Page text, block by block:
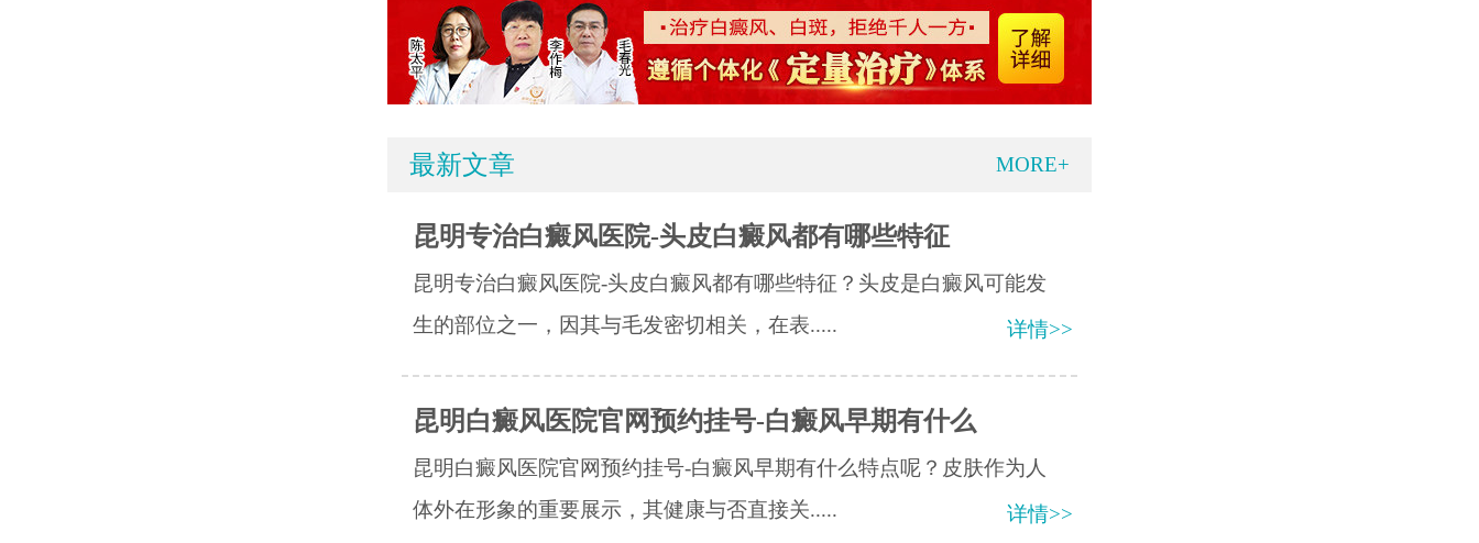
最新文章 MORE+
昆明专治白癜风医院-头皮白癜风都有哪些特征
昆明专治白癜风医院-头皮白癜风都有哪些特征？头皮是白癜风可能发
生的部位之一，因其与毛发密切相关，在表.....
详情>>
昆明白癜风医院官网预约挂号-白癜风早期有什么
昆明白癜风医院官网预约挂号-白癜风早期有什么特点呢？皮肤作为人
体外在形象的重要展示，其健康与否直接关.....
详情>>